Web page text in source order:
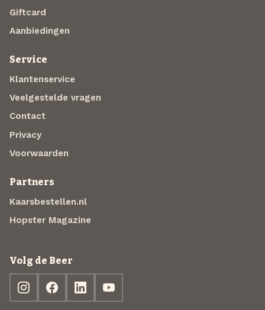
Giftcard
Aanbiedingen
Service
Klantenservice
Veelgestelde vragen
Contact
Privacy
Voorwaarden
Partners
Kaarsbestellen.nl
Hopster Magazine
Volg de Beer